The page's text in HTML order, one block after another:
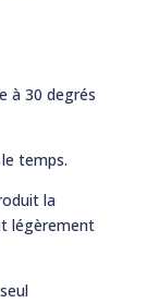
à 30 degrés
temps.
la
légèrement